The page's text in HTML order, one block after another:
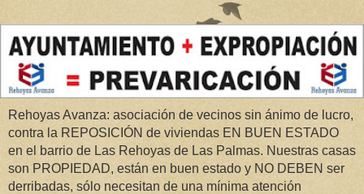
Rehoyas Avanza: asociación de vecinos sin ánimo de lucro,
contra la REPOSICIÓN de viviendas EN BUEN ESTADO
en el barrio de Las Rehoyas de Las Palmas. Nuestras casas
son PROPIEDAD, están en buen estado y NO DEBEN ser
derribadas, sólo necesitan de una mínima atención